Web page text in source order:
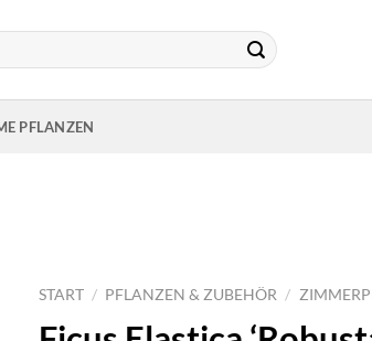
PFLANZEN
START / PFLANZEN & ZUBEHÖR /